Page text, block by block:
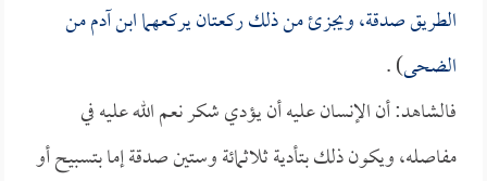
الطريق صدقة، ويجزئ من ذلك ركعتان يركعهما ابن آدم من
الضحى) .
فالشاهد: أن الإنسان عليه أن يؤدي شكر نعم الله عليه في
مفاصله، ويكون ذلك بتأدية ثلاثمائة وستين صدقة إما بتسبيح أو